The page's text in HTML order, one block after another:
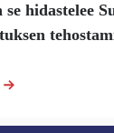
hidastelee